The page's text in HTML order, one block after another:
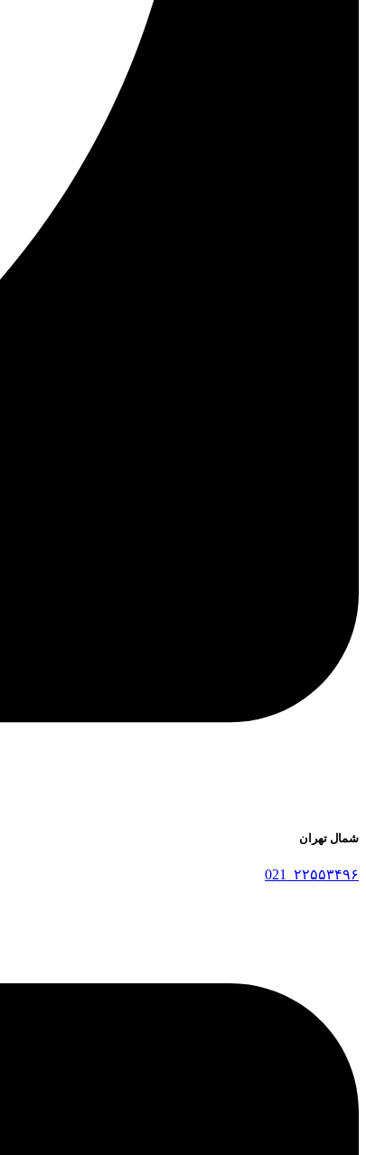
شمال تهران
۲۲۵۵۳۴۹۶_021